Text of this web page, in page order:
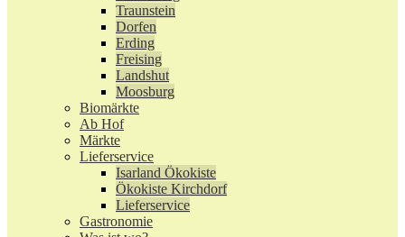
Traunstein
Dorfen
Erding
Freising
Landshut
Moosburg
Biomärkte
Ab Hof
Märkte
Lieferservice
Isarland Ökokiste
Ökokiste Kirchdorf
Lieferservice
Gastronomie